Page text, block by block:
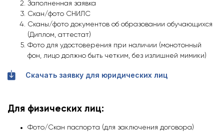
Заполненная заявка
Скан/фото СНИЛС
Сканы/фото документов об образовании обучающихся
(Диплом, аттестат)
Фото для удостоверения при наличии (монотонный
фон, лицо должно быть четким, без излишней мимики)
Скачать заявку для юридических лиц
Для физических лиц:
Фото/Скан паспорта (для заключения договора)